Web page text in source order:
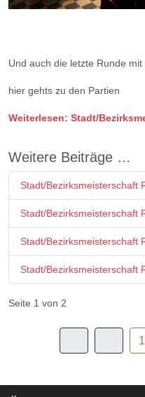
Und auch die letzte Runde
hier gehts zu den Partien
Weiterlesen: Stadt/
Weitere Beiträge …
Stadt/Bezirksmeisterschaft
Stadt/Bezirksmeisterschaft
Stadt/Bezirksmeisterschaft
Stadt/Bezirksmeisterschaft
Seite 1 von 2
1